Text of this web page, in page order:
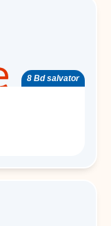
8 Bd salvator